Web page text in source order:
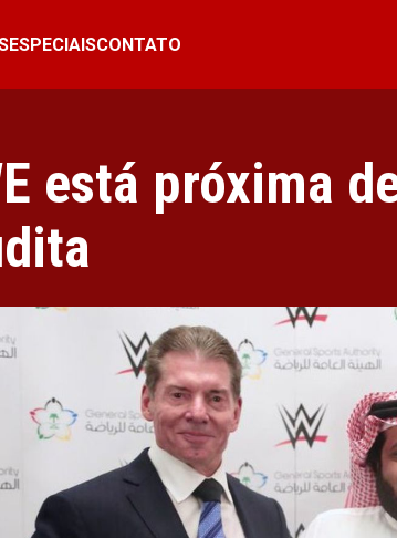
ESPECIAISCONTATO
está próxima